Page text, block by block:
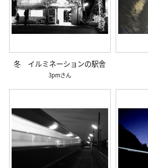
冬 イルミネーションの駅舎
3pm